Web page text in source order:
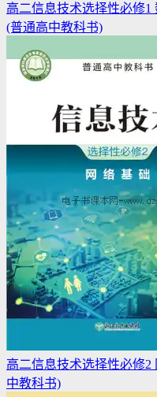
高二信息技术选择性必修
(普通高中教科书)
高二信息技术选择性必修
中教科书)